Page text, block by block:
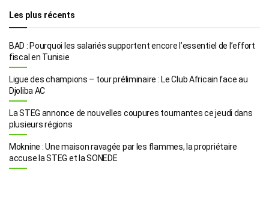
Les plus récents
BAD : Pourquoi les salariés supportent encore l’essentiel de l’effort
fiscal en Tunisie
Ligue des champions – tour préliminaire : Le Club Africain face au
Djoliba AC
La STEG annonce de nouvelles coupures tournantes ce jeudi dans
plusieurs régions
Moknine : Une maison ravagée par les flammes, la propriétaire
accuse la STEG et la SONEDE